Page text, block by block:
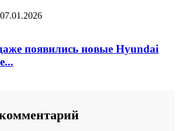
07.01.2026
появились новые Hyundai